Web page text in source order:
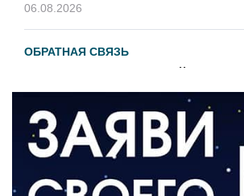
06.08.2026
ОБРАТНАЯ СВЯЗЬ
Администрация онлайн
ВЛАСТЬ
День памяти и «Симфония
06.08.2026